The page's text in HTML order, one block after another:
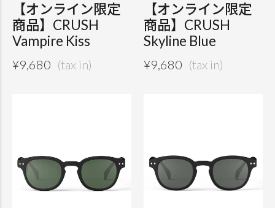
【オンライン限定
商品】CRUSH
Vampire Kiss
¥9,680
【オンライン限定
商品】CRUSH
Skyline Blue
¥9,680